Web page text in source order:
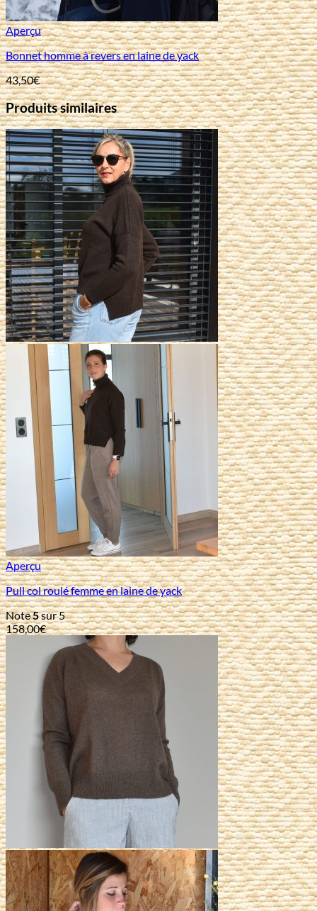
Aperçu
Bonnet homme à revers en laine de yack
43,50€
Produits similaires
Aperçu
Pull col roulé femme en laine de yack
Note5sur 5
158,00€